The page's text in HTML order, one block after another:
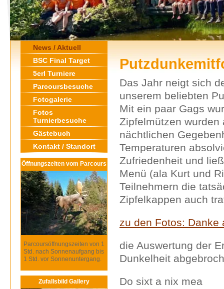
News / Aktuell
BSC Final Target
5erl Turniere
Parcoursbesuche
Fotogalerie
Fotos
Turnierbesuche
Gästebuch
Kontakt / Standort
Öffnungszeiten vom Parcours
Parcoursöffnungszeiten von 1
Std. nach Sonnenaufgang bis
1 Std. vor Sonnenuntergang.
Zufallsbild Gallery
Das Jahr neigt sich
unserem beliebten
Mit ein paar Gags
Zipfelmützen
nächtlichen
Temperaturen
Zufriedenheit und
Menü (ala Kurt und
Teilnehmern die
Zipfelkappen auch
zu den Fotos: Danke
die Auswertung der
Dunkelheit
Do sixt a nix mea